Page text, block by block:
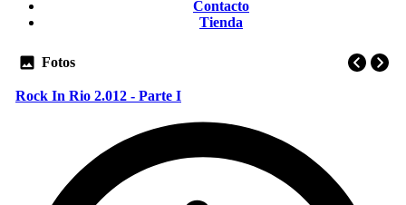
Contacto
Tienda
Fotos
Rock In Rio 2.012 - Parte I